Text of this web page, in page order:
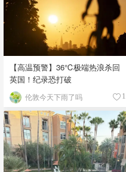
【高温预警】36℃极端热浪杀回
英国！纪录恐打破
伦敦今天下雨了吗 1